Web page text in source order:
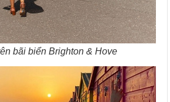
bãi biển Brighton & Hove